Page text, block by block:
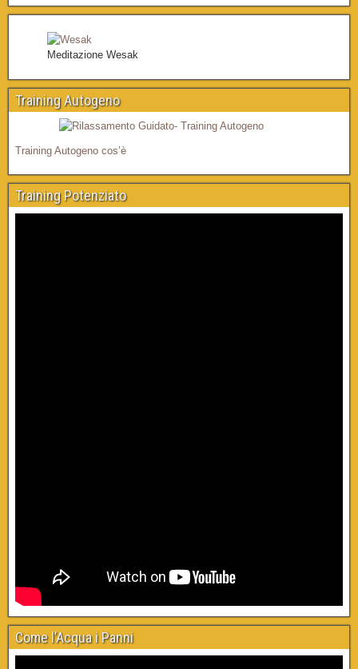
Meditazione Wesak
Training Autogeno
Training Autogeno cos’è
Training Potenziato
Come l’Acqua i Panni